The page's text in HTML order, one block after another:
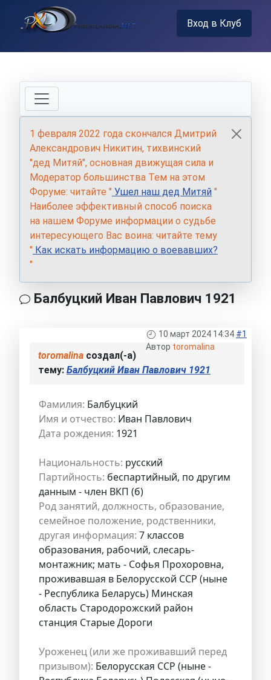
Вход в Клуб
1 февраля 2022 года скончался Дмитрий
Александрович Никитин, тихвинский
"дед Митяй", основная движущая сила и
Модератор большинства Тем на этом
Форуме: читайте " Ушел наш дед Митяй "
Наиболее эффективный способ поиска
на нашем Форуме информации о судьбе
интересующего Вас воина: читайте тему
" Как искать информацию о воевавших?
"
Балбуцкий Иван Павлович 1921
10 март 2024 14:34 #1
Автор toromalina
toromalina создал(-а)
тему: Балбуцкий Иван Павлович 1921
Фамилия: Балбуцкий
Имя и отчество: Иван Павлович
Дата рождения: 1921
Национальность: русский
Партийность: беспартийный, по другим
данным - член ВКП (б)
Род занятий, должность, образование,
семейное положение, родственники,
другая информация: 7 классов
образования, рабочий, слесарь-
монтажник; мать - Софья Прохоровна,
проживавшая в Белорусской ССР (ныне
- Республика Беларусь) Минская
область Стародорожский район
станция Старые Дороги
Уроженец (или же проживавший перед
призывом): Белорусская ССР (ныне -